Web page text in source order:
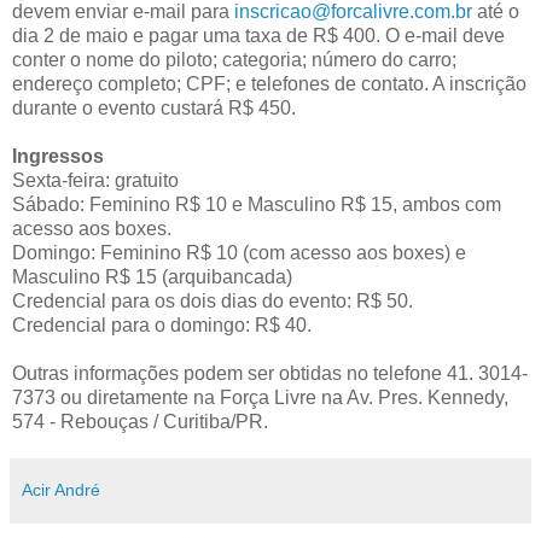
devem enviar e-mail para inscricao@forcalivre.com.br até o
dia 2 de maio e pagar uma taxa de R$ 400. O e-mail deve
conter o nome do piloto; categoria; número do carro;
endereço completo; CPF; e telefones de contato. A inscrição
durante o evento custará R$ 450.
Ingressos
Sexta-feira: gratuito
Sábado: Feminino R$ 10 e Masculino R$ 15, ambos com
acesso aos boxes.
Domingo: Feminino R$ 10 (com acesso aos boxes) e
Masculino R$ 15 (arquibancada)
Credencial para os dois dias do evento: R$ 50.
Credencial para o domingo: R$ 40.
Outras informações podem ser obtidas no telefone 41. 3014-
7373 ou diretamente na Força Livre na Av. Pres. Kennedy,
574 - Rebouças / Curitiba/PR.
Acir André